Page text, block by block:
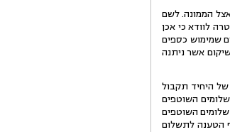
הממונה. לשם
לוודא כי אכן
שמימוש כספים
אשר ניתנה
היחיד תקבול
השוטפים
השוטפים
הטענה לתשלום